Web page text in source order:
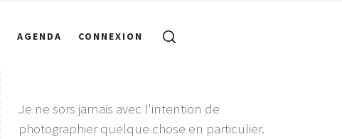
AGENDA CONNEXION
Je ne sors jamais avec l'intention de
photographier quelque chose en particulier.